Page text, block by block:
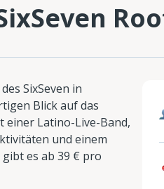
SixSeven in
Blick auf das
einer Latino-Live-Band,
und einem
es ab 39 € pro